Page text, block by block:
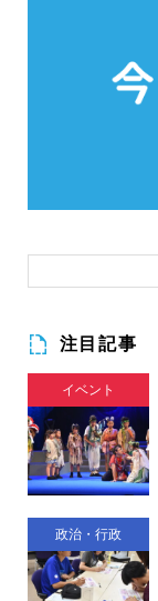
注目記事
イベント
政治・行政